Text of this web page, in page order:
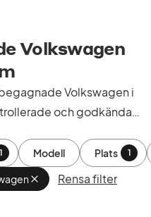
Volkswagen
Volkswagen i
och godkända
1 Modell Plats 1
Ta
bort
Rensa filter